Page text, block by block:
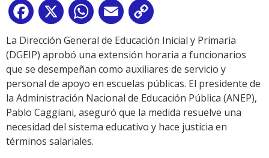
Facebook
X WhatsApp
Email
Link
La Dirección General de Educación Inicial y Primaria
(DGEIP) aprobó una extensión horaria a funcionarios
que se desempeñan como auxiliares de servicio y
personal de apoyo en escuelas públicas. El presidente de
la Administración Nacional de Educación Pública (ANEP),
Pablo Caggiani, aseguró que la medida resuelve una
necesidad del sistema educativo y hace justicia en
términos salariales.